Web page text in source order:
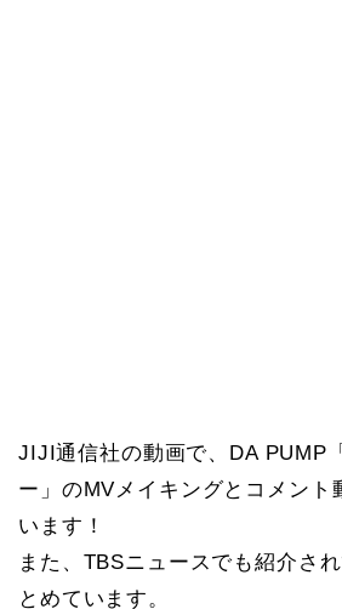
JIJI通信社の動画で、DA PUMP
ー」のMVメイキングとコメント
います！
また、TBSニュースでも紹介さ
とめています。